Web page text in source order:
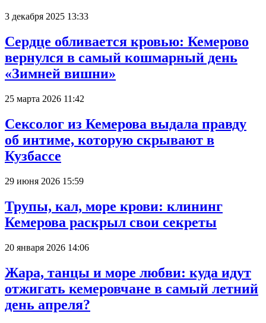
3 декабря 2025 13:33
Сердце обливается кровью: Кемерово
вернулся в самый кошмарный день
«Зимней вишни»
25 марта 2026 11:42
Сексолог из Кемерова выдала правду
об интиме, которую скрывают в
Кузбассе
29 июня 2026 15:59
Трупы, кал, море крови: клининг
Кемерова раскрыл свои секреты
20 января 2026 14:06
Жара, танцы и море любви: куда идут
отжигать кемеровчане в самый летний
день апреля?